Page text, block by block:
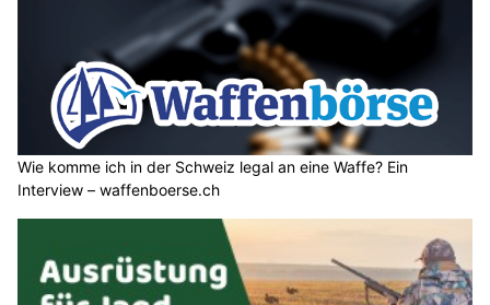
Wie komme ich in der Schweiz legal an eine Waffe? Ein
Interview – waffenboerse.ch